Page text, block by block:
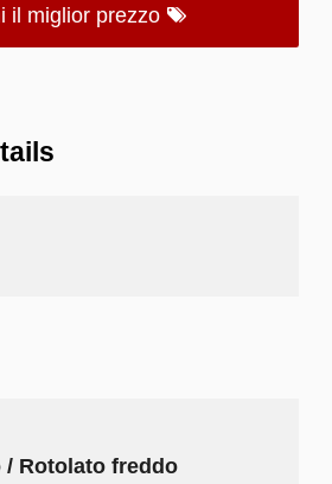
il miglior prezzo
Rotolato freddo